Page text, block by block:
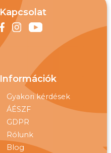
Kapcsolat
Információk
Gyakori kérdések
ÁÉSZF
GDPR
Rólunk
Blog